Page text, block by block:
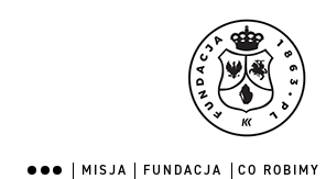
MISJA FUNDACJA CO ROBIMY